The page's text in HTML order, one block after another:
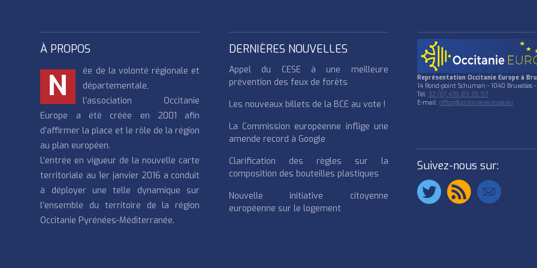
À PROPOS
N
ée de la volonté régionale et
départementale,
l’association Occitanie
Europe a été créée en 2001 afin
d’affirmer la place et le rôle de la région
au plan européen.
L’entrée en vigueur de la nouvelle carte
territoriale au 1er janvier 2016 a conduit
à déployer une telle dynamique sur
l’ensemble du territoire de la région
Occitanie Pyrénées-Méditerranée.
DERNIÈRES NOUVELLES
Appel du CESE à une meilleure
prévention des feux de forêts
Les nouveaux billets de la BCE au vote !
La Commission européenne inflige une
amende record à Google
Clarification des règles sur la
composition des bouteilles plastiques
Nouvelle initiative citoyenne
européenne sur le logement
Représentation Occitanie Europe à
14 Rond-point Schuman - 1040 Bruxelles
Tél:32 (0) 476 89 35 57
E-mail:office@occitanie-europe.eu
Suivez-nous sur: